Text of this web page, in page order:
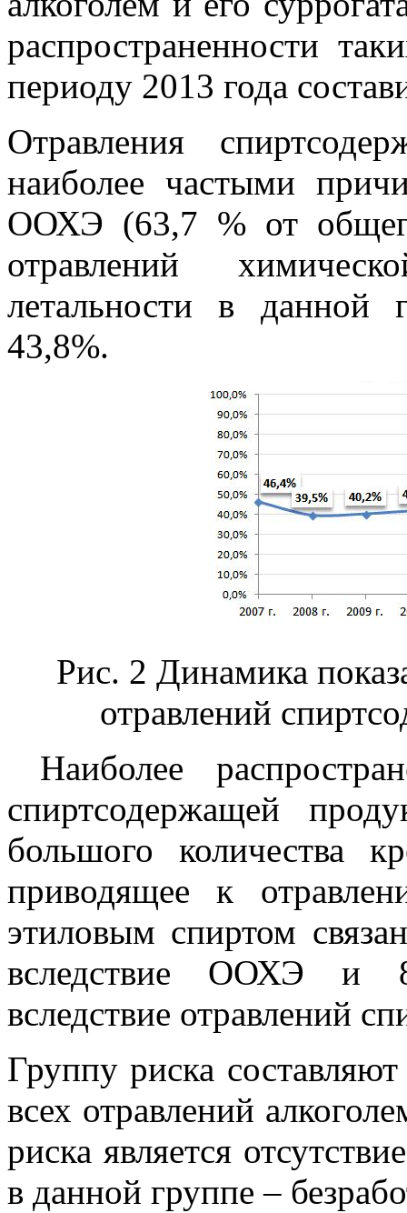
распространенности
периоду 2013 года
Отравления
наиболее частыми
ООХЭ (63,7 % от
отравлений
летальности в данной
43,8%.
Рис. 2 Динамика
отравлений
Наиболее
спиртсодержащей
большого количества
приводящее к
этиловым спиртом
вследствие ООХЭ и
вследствие отравлений
Группу риска
всех отравлений
риска является
в данной группе –